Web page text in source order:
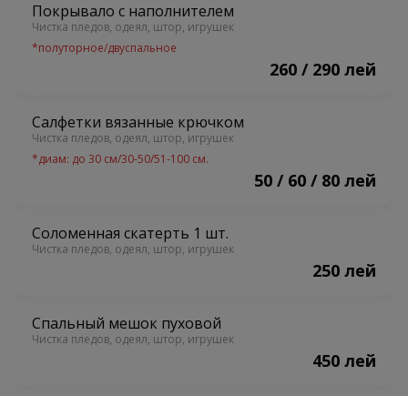
Покрывало с наполнителем
Чистка пледов, одеял, штор, игрушек
*полуторное/двуспальное
260 / 290 лей
Салфетки вязанные крючком
Чистка пледов, одеял, штор, игрушек
*диам: до 30 см/30-50/51-100 см.
50 / 60 / 80 лей
Соломенная скатерть 1 шт.
Чистка пледов, одеял, штор, игрушек
250 лей
Спальный мешок пуховой
Чистка пледов, одеял, штор, игрушек
450 лей